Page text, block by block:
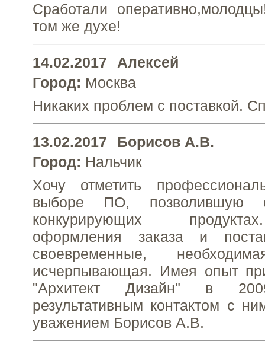
Сработали
том же духе!
14.02.2017
Алексей
Город: Москва
Никаких проблем с поставкой.
13.02.2017
Борисов А.В.
Город: Нальчик
Хочу отметить
выборе ПО, позволившую
конкурирующих
оформления заказа и
своевременные,
исчерпывающая. Имея опыт
"Архитект Дизайн" в
результативным контактом с
уважением Борисов А.В.